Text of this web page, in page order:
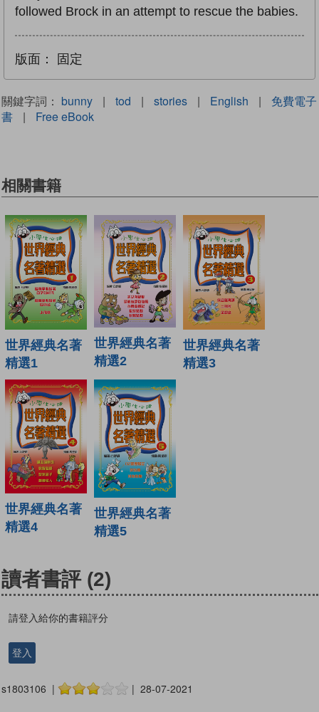
followed Brock in an attempt to rescue the babies.
版面： 固定
關鍵字詞： bunny | tod | stories | English |
免費電子
書
| Free eBook
相關書籍
世界經典名著
精選1
世界經典名著
精選2
世界經典名著
精選3
世界經典名著
精選4
世界經典名著
精選5
讀者書評 (2)
請登入給你的書籍評分
登入
s1803106 | | 28-07-2021